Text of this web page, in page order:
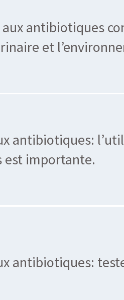
aux antibiotiques
et
antibiotiques:
importante.
antibiotiques: